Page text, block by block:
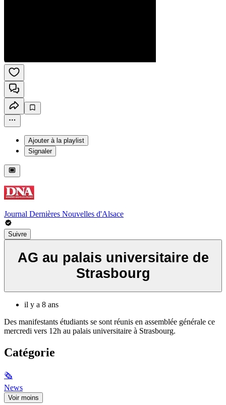
Ajouter à la playlist
Signaler
Journal Dernières Nouvelles d'Alsace
Suivre
AG au palais universitaire de
Strasbourg
il y a 8 ans
Des manifestants étudiants se sont réunis en assemblée générale ce
mercredi vers 12h au palais universitaire à Strasbourg.
Catégorie
🗞
News
Voir moins